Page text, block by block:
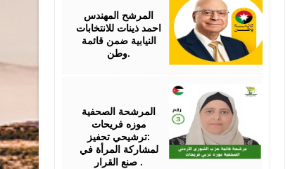
المرشح المهندس
احمد ذينات للانتخابات
النيابية ضمن قائمة
وطن.
المرشحة الصحفية
موزه فريحات
:ترشيحي تحفيز
لمشاركة المرأة في
صنع القرار .